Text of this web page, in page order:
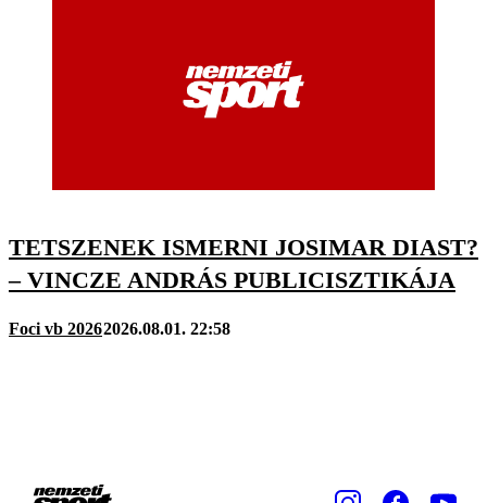
TETSZENEK ISMERNI JOSIMAR DIAST?
– VINCZE ANDRÁS PUBLICISZTIKÁJA
Foci vb 20262026.08.01. 22:58